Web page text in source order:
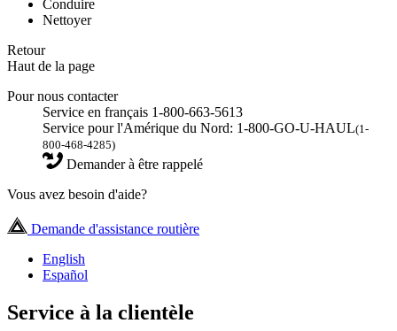
Conduire
Nettoyer
Retour
Haut de la page
Pour nous contacter
Service en français 1-800-663-5613
Service pour l'Amérique du Nord: 1-800-GO-U-HAUL(1-
800-468-4285)
Demander à être rappelé
Vous avez besoin d'aide?
Demande d'assistance routière
English
Español
Service à la clientèle